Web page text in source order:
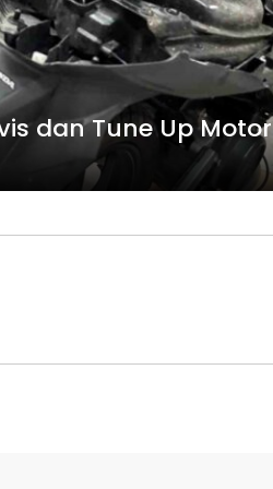
dan Tune Up Motor